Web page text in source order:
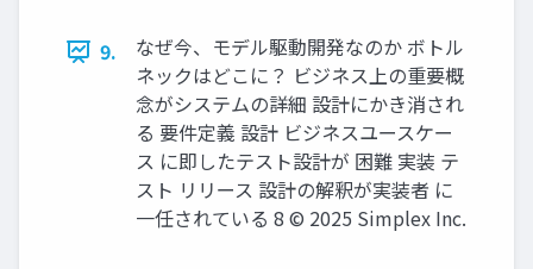
9.
なぜ今、モデル駆動開発なのか ボトル
ネックはどこに？ ビジネス上の重要概
念がシステムの詳細 設計にかき消され
る 要件定義 設計 ビジネスユースケー
ス に即したテスト設計が 困難 実装 テ
スト リリース 設計の解釈が実装者 に
一任されている 8 © 2025 Simplex Inc.